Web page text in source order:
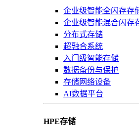
企业级智能全闪存存
企业级智能混合闪存
分布式存储
超融合系统
入门级智能存储
数据备份与保护
存储网络设备
AI数据平台
HPE存储